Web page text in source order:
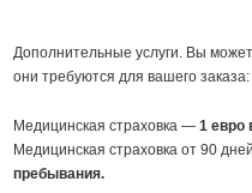
Дополнительные услуги. Вы
они требуются для вашего заказа:
Медицинская страховка —1 евро
Медицинская страховка от 90
пребывания.